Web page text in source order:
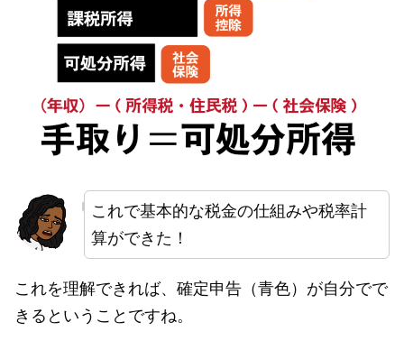
これで基本的な税金の仕組みや税率計
算ができた！
これを理解できれば、確定申告（青色）が自分でで
きるということですね。